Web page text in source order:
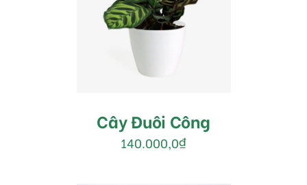
MUA HÀNG /
DETAILS
Cây Đuôi Công
140.000,0₫